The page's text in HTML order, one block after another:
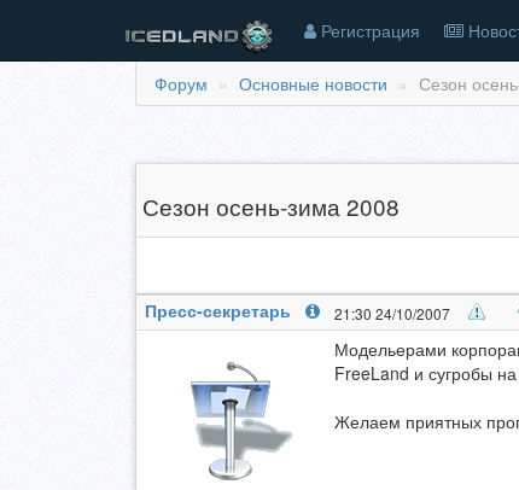
Регистрация
Форум Основные новости Сезон
Сезон осень-зима 2008
Пресс-секретарь
21:30 24/10/2007
Модельерами
FreeLand и сугробы
Желаем приятных